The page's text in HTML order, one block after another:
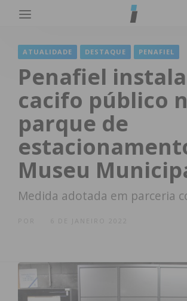
ATUALIDADE DESTAQUE PENAFIEL
Penafiel instala
cacifo público
parque de
Museu
Medida adotada em parceria
6 DE JANEIRO 2022